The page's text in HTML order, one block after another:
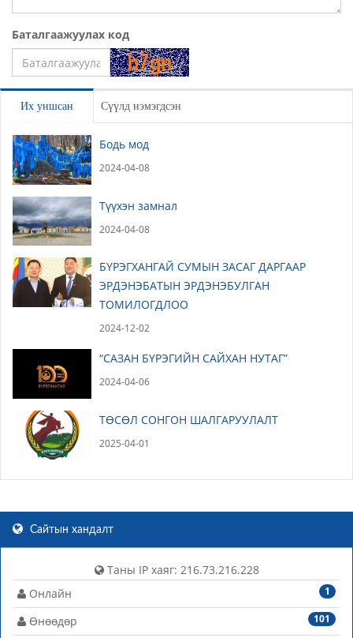
Баталгаажуулах код
Их уншсан Сүүлд нэмэгдсэн
Бодь мод
2024-04-08
Түүхэн замнал
2024-04-08
БҮРЭГХАНГАЙ СУМЫН ЗАСАГ ДАРГААР
ЭРДЭНЭБАТЫН ЭРДЭНЭБУЛГАН
ТОМИЛОГДЛОО
2024-12-02
“САЗАН БҮРЭГИЙН САЙХАН НУТАГ”
2024-04-06
ТӨСӨЛ СОНГОН ШАЛГАРУУЛАЛТ
2025-04-01
Сайтын хандалт
Таны IP хаяг: 216.73.216.228
1
Онлайн
101
Өнөөдөр